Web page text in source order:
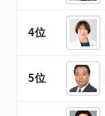
4位
5位